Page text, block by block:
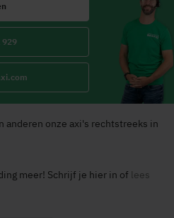
929
anderen onze axi's rechtstreeks in
meer! Schrijf je hier in of lees